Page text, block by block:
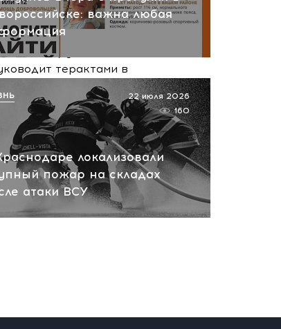
10:13
планирует и
терактами в
Сенсационное
хакеров
10:07
важна любая
локализовали
пожар на складах
атаки ВСУ
22 июля 2026
160